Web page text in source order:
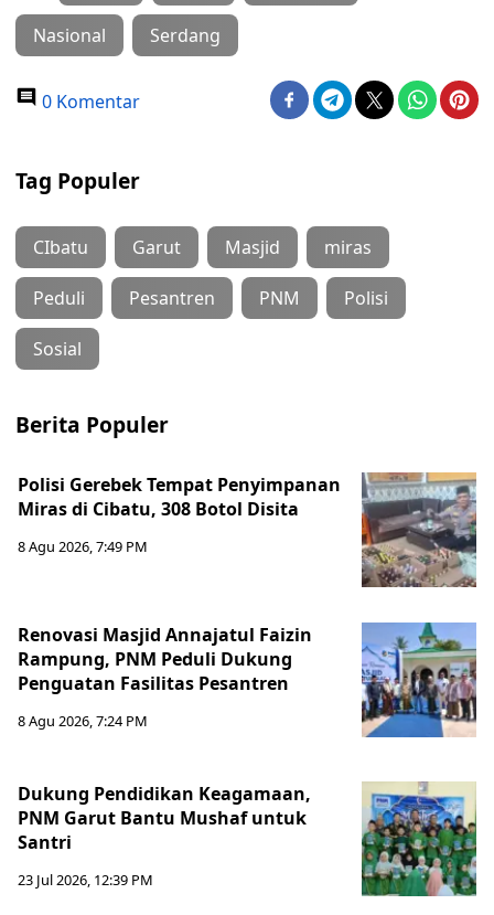
Nasional Serdang
0 Komentar
Tag Populer
CIbatu Garut Masjid miras
Peduli Pesantren PNM Polisi
Sosial
Berita Populer
Polisi Gerebek Tempat Penyimpanan
Miras di Cibatu, 308 Botol Disita
8 Agu 2026, 7:49 PM
Renovasi Masjid Annajatul Faizin
Rampung, PNM Peduli Dukung
Penguatan Fasilitas Pesantren
8 Agu 2026, 7:24 PM
Dukung Pendidikan Keagamaan,
PNM Garut Bantu Mushaf untuk
Santri
23 Jul 2026, 12:39 PM